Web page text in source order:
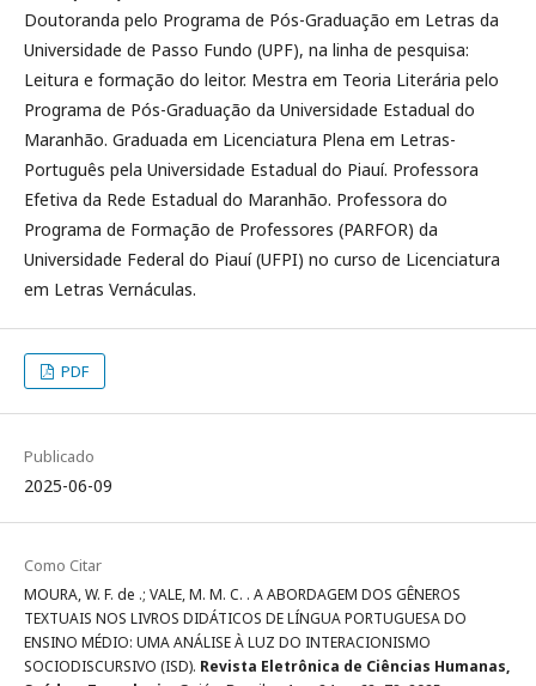
Doutoranda pelo Programa de Pós-Graduação em Letras da
Universidade de Passo Fundo (UPF), na linha de pesquisa:
Leitura e formação do leitor. Mestra em Teoria Literária pelo
Programa de Pós-Graduação da Universidade Estadual do
Maranhão. Graduada em Licenciatura Plena em Letras-
Português pela Universidade Estadual do Piauí. Professora
Efetiva da Rede Estadual do Maranhão. Professora do
Programa de Formação de Professores (PARFOR) da
Universidade Federal do Piauí (UFPI) no curso de Licenciatura
em Letras Vernáculas.
PDF
Publicado
2025-06-09
Como Citar
MOURA, W. F. de .; VALE, M. M. C. . A ABORDAGEM DOS GÊNEROS
TEXTUAIS NOS LIVROS DIDÁTICOS DE LÍNGUA PORTUGUESA DO
ENSINO MÉDIO: UMA ANÁLISE À LUZ DO INTERACIONISMO
SOCIODISCURSIVO (ISD). Revista Eletrônica de Ciências Humanas,